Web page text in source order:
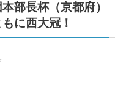
部長杯（京都府）
に西大冠！